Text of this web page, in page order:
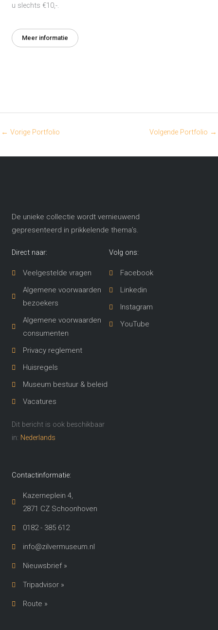
u slechts €10,-.
Meer informatie
← Vorige Portfolio Volgende Portfolio →
De unieke collectie wordt vernieuwend
gepresenteerd in prikkelende thema’s​.
Direct naar:
Veelgestelde vragen
Algemene voorwaarden
bezoekers
Algemene voorwaarden
consumenten
Privacy reglement
Huisregels
Museum bestuur & beleid
Vacatures
Dit bericht is ook beschikbaar
in: Nederlands
Volg ons:
Facebook
Linkedin
Instagram
YouTube
Contactinformatie:
Kazerneplein 4,
2871 CZ Schoonhoven​
0182 - 385 612
info@zilvermuseum.nl
Nieuwsbrief »
Tripadvisor »
Route »